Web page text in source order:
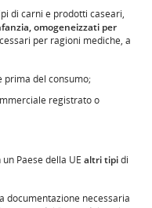
di carni e prodotti caseari,
omogeneizzati per
per ragioni mediche, a
prima del consumo;
registrato o
Paese della UE altri tipidi
documentazione necessaria